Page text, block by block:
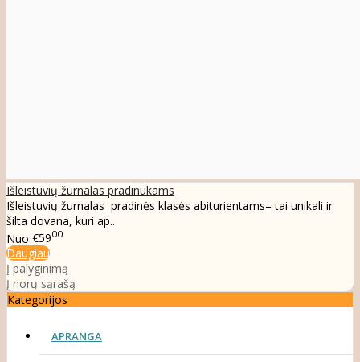
Išleistuvių žurnalas pradinukams
Išleistuvių žurnalas pradinės klasės abiturientams– tai unikali ir
šilta dovana, kuri ap..
Nuo €5900
Daugiau
Į palyginimą
Į norų sąrašą
Kategorijos
APRANGA